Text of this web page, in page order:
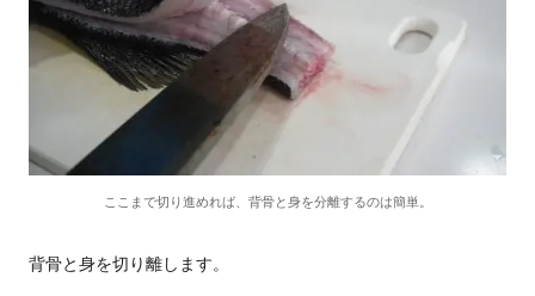
ここまで切り進めれば、背骨と身を分離するのは簡単。
背骨と身を切り離します。